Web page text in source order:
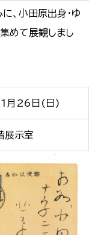
、小田原出身・ゆ
めて展観しまし
月26日(日)
展示室